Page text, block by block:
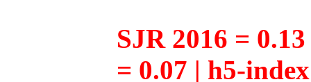
SJR 2016 =
= 0.07 | h5-